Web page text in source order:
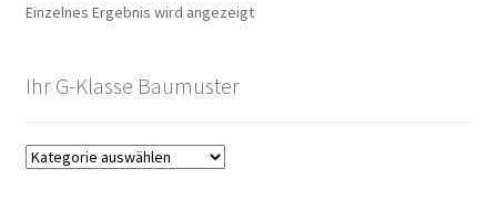
Einzelnes Ergebnis wird angezeigt
Ihr G-Klasse Baumuster